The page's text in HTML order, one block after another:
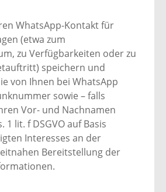
WhatsApp-Kontakt für
(etwa zum
zu Verfügbarkeiten oder zu
speichern und
von Ihnen bei WhatsApp
sowie – falls
Vor- und Nachnamen
1 lit. f DSGVO auf Basis
Interesses an der
Bereitstellung der